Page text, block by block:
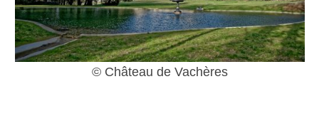
© Château de Vachères